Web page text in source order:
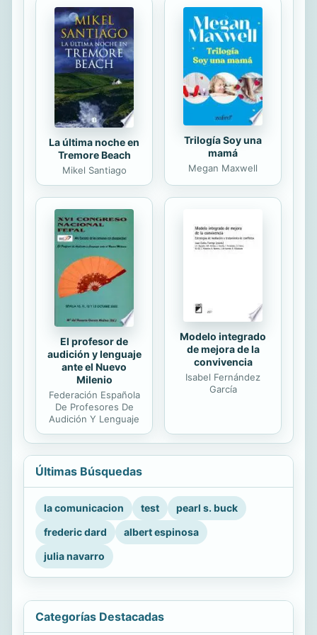
trabajar jamás. Una mañana, mientras
pasea por la ciudad, dos hombres lo
obligan a subir con ellos en un
vehículo y lo llevan a la mansión de
Salvador Salgado, un conocido
mafioso millonario de la zona....
La última noche en
Tremore Beach
Mikel Santiago
Trilogía Soy una
mamá
Megan Maxwell
El profesor de
audición y lenguaje
ante el Nuevo
Milenio
Federación Española
De Profesores De
Audición Y Lenguaje
Modelo integrado
de mejora de la
convivencia
Isabel Fernández
García
Últimas Búsquedas
la comunicacion test
pearl s. buck
frederic dard
albert espinosa
julia navarro
Categorías Destacadas